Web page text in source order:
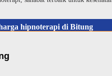
hipnoterapi di Bitung